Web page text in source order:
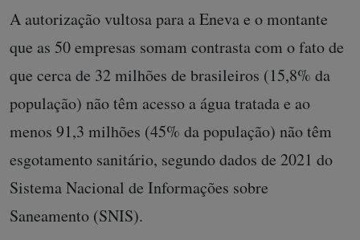
A autorização vultosa para a Eneva e o montante
que as 50 empresas somam contrasta com o fato de
que cerca de 32 milhões de brasileiros (15,8% da
população) não têm acesso a água tratada e ao
menos 91,3 milhões (45% da população) não têm
esgotamento sanitário, segundo dados de 2021 do
Sistema Nacional de Informações sobre
Saneamento (SNIS).